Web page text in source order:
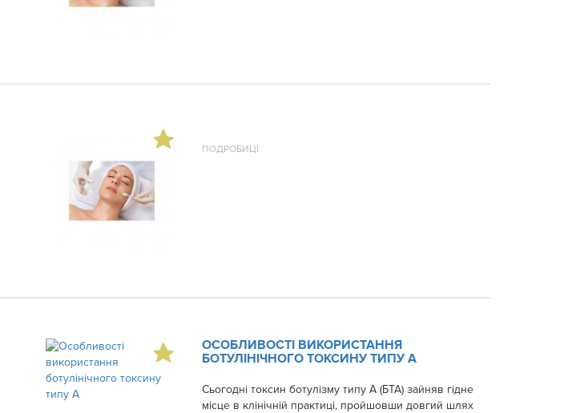
ПОДРОБИЦІ
ОСОБЛИВОСТІ ВИКОРИСТАННЯ
БОТУЛІНІЧНОГО ТОКСИНУ ТИПУ А
Сьогодні токсин ботулізму типу А (БТА) зайняв гідне
місце в клінічній практиці, пройшовши довгий шлях